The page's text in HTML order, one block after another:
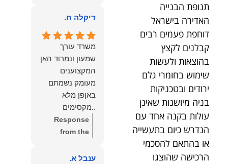
תנופת הבנייה
האדירה בישראל
דוחפת פעמים רבים
קבלנים לקצץ
בהוצאות ולעשות
שימוש בחומרי גלם
ירודים ובטכניקות
בניה מיושנות שאינן
עולות בקנה אחד עם
הנדרש כיום בתעשייה
או בהתאם להסכמי
הרכישה שהוצגו
דיקלה ח.
משרד עורך
שמעון ונמרוד האן
המקצוענים
מעומק נשמתם
באןפן מלא
..מקסימים
ונעימים אוזן
קשבת, ונונתנים
מלא ואמיתי..שפו
Response
from the
רבה על המילים
ענבל א.